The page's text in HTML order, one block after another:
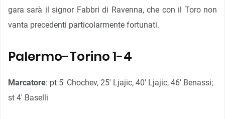
gara sarà il signor Fabbri di Ravenna, che con il Toro non
vanta precedenti particolarmente fortunati.
Palermo-Torino 1-4
Marcatore: pt 5′ Chochev, 25′ Ljajic, 40′ Ljajic, 46′ Benassi;
st 4′ Baselli